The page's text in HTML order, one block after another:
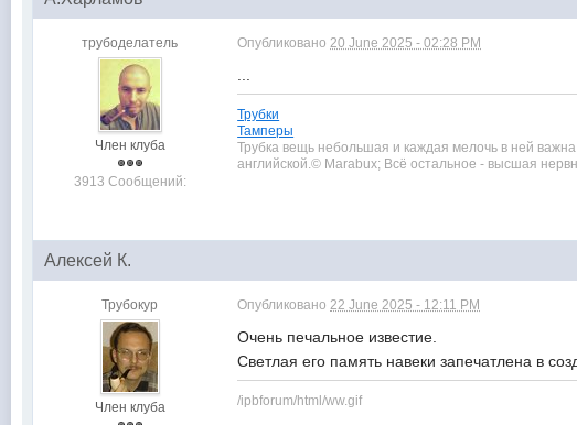
трубоделатель
Член клуба
3913 Сообщений:
Опубликовано20 June 2025 - 02:28 PM
Трубки
Тамперы
Трубка вещь небольшая и каждая мелочь в ней
английской.© Marabux; Всё остальное - высшая
Алексей К.
Трубокур
Член клуба
Опубликовано22 June 2025 - 12:11 PM
Очень печальное известие.
Светлая его память навеки запечатлена в
/ipbforum/html/ww.gif